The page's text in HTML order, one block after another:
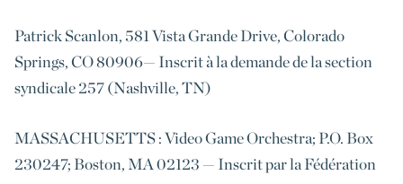
Patrick Scanlon, 581 Vista Grande Drive, Colorado
Springs, CO 80906— Inscrit à la demande de la section
syndicale 257 (Nashville, TN)
MASSACHUSETTS : Video Game Orchestra; P.O. Box
230247; Boston, MA 02123 — Inscrit par la Fédération